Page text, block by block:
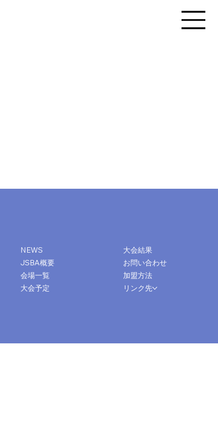
NEWS
JSBA概要
会場一覧
大会予定
大会結果
お問い合わせ
加盟方法
リンク先